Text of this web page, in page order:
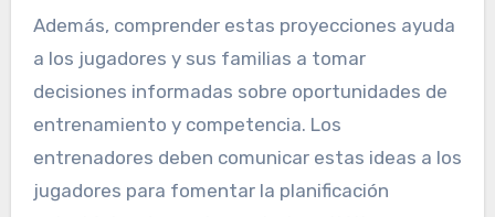
jugador en el rugby. Por ejemplo, un rendimiento
consistentemente alto en indicadores de
agilidad puede indicar el potencial de un jugador
para tener éxito en niveles de competencia más
altos.